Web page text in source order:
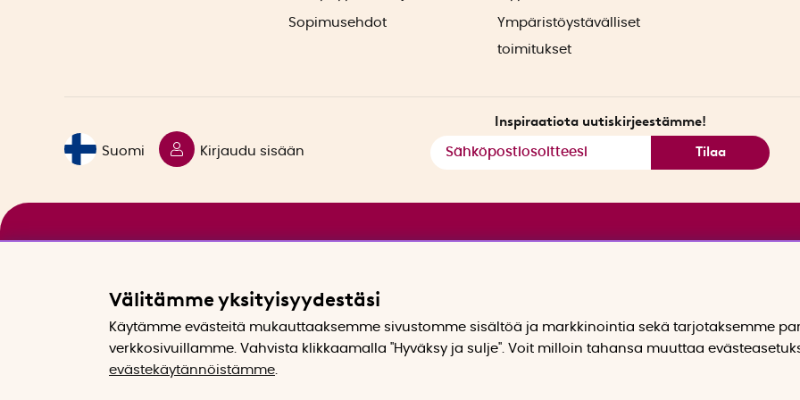
Sopimusehdot
Ympäristöystävälliset
toimitukset
Suomi Kirjaudu sisään
Inspiraatiota uutiskirjeestämme!
Tilaa
Välitämme yksityisyydestäsi
Käytämme evästeitä mukauttaaksemme sivustomme sisältöä ja markkinointia sekä tarjotaksemme
verkkosivuillamme. Vahvista klikkaamalla "Hyväksy ja sulje". Voit milloin tahansa muuttaa
evästekäytännöistämme